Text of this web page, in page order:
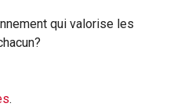
qui valorise les
.